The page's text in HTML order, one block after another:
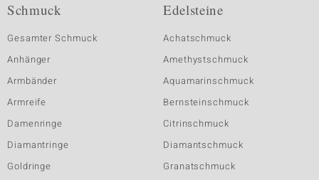
Schmuck
Gesamter Schmuck
Anhänger
Armbänder
Armreife
Damenringe
Diamantringe
Goldringe
Edelsteine
Achatschmuck
Amethystschmuck
Aquamarinschmuck
Bernsteinschmuck
Citrinschmuck
Diamantschmuck
Granatschmuck